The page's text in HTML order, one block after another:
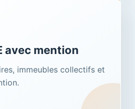
avec mention
immeubles collectifs et